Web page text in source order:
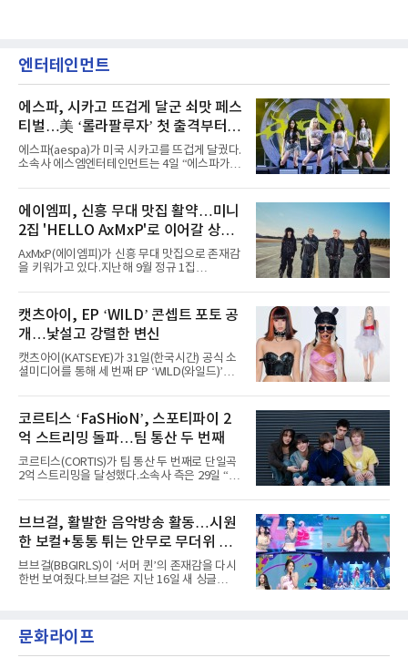
엔터테인먼트
에스파, 시카고 뜨겁게 달군 쇠맛 페스
티벌…美 ‘롤라팔루자’ 첫 출격부터
증명한 존재감
에스파(aespa)가 미국 시카고를 뜨겁게 달궜다.
소속사 에스엠엔터테인먼트는 4일 “에스파가
서 열린 ‘롤라팔루자 시카고’(Lollapalooza
Chicago)의 알리안츠 스테이지에 올랐다”며
“총 14곡으로 구성된 세트리스트를 선사, 데뷔 7
년 차다운 노련한 무대 매너와 파워풀한 에너지
로 현장의 분위기를 압도했다”고 밝혔다.1991
년 시작된 ‘롤라팔루자’는 8개 스테이지, 170여
팀의 아티스트와 40만 명 이상의 관객이 운집하
코르티스 등 K팝 스타들이 출연진 명단에 이름
을 올렸다.이날 에스파는
에이엠피, 신흥 무대 맛집 활약…미니
2집 'HELLO AxMxP'로 이어갈 상승
세
AxMxP(에이엠피)가 신흥 무대 맛집으로 존재감
을 키워가고 있다.지난해 9월 정규 1집
AxMxP는 데뷔 전부터 버스킹과 각종 페스티벌,
공연 무대에 오르며 실전 경험을 쌓아왔다.이들
은 소속사 패밀리 콘서트를 비롯해 '뷰티풀 민트
라이프 2025', '2025 부산국제록페스티벌' 등 대
형 무대에 잇달아 출연해 당찬 에너지와 풋풋한
매력으로 음악팬들의 눈도장을 찍었다.이후
AxMxP는 '카운트다운 판타지 2025-2026',
정적인 실력을 입증했고, 올해 '2026 어썸뮤직
페스티벌', '뷰티풀 민트 라이프 2026', '2026
캣츠아이, EP ‘WILD’ 콘셉트 포토 공
개…낯설고 강렬한 변신
캣츠아이(KATSEYE)가 31일(한국시간) 공식 소
셜미디어를 통해 세 번째 EP ‘WILD(와일드)’의
heart(와일드 하트)’라는 제목이 붙은 콘셉트 포
토에는 멤버들의 본능적이고 야성적인 면모가
강렬하게 담겼다. 짙은 아이섀도와 푸른빛·금빛·
붉은빛의 컬러 렌즈가 비현실적인 분위기를 자
아내고, 여러 원색이 불규칙하게 뒤섞인 멀티컬
러 헤어와 과감한 블루·블랙 립 메이크업이 낯설
고도 매혹적인 비주얼을 완성했다.스타일링 역
엣을 거침없이 결합했다. 멤버들은 각기 다른 개
성을 살린 스타일링을 선
코르티스 ‘FaSHioN’, 스포티파이 2
억 스트리밍 돌파…팀 통산 두 번째
코르티스(CORTIS)가 팀 통산 두 번째로 단일곡
2억 스트리밍을 달성했다.소속사 측은 29일 “코
벌 오디오·음원 스트리밍 플랫폼 스포티파이에
서 27일 자로 누적 재생 수 2억 회를 돌파했
다”고 밝혔다.곡이 발표된 지 약 10개월 만이다.
팀의 첫 번째 2억 스트리밍 곡은 동일 음반에 수
록된 ‘GO!’다. 이 노래는 공개 약 9개월 만인 지
난달 26일 자에 2억 고지를 밟았다. 이는 최근 5
년 내 데뷔한 보이그룹의 곡 중 최단기 2억 달성
했다. “내 티, 5 bucks 바지는, 만원” 등 멤버들
의 라이프 스타일
브브걸, 활발한 음악방송 활동…시원
한 보컬+통통 튀는 안무로 무더위 사
냥
브브걸(BBGIRLS)이 ‘서머 퀸’의 존재감을 다시
한번 보여줬다.브브걸은 지난 16일 새 싱글
MBC '쇼! 음악중심', SBS '인기가요' 등 주요 음
악방송 무대에 올라 화려한 퍼포먼스를 펼쳤다.
문화라이프